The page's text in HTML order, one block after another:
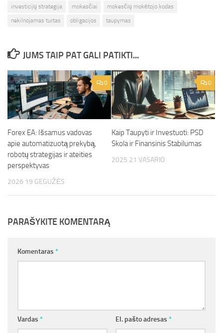
investicijų strategija mokesčiai
mokesčių mokėtojo kodas
nekilnojamas turtas
obligacijos taupymas
JUMS TAIP PAT GALI PATIKTI...
0
Forex EA: Išsamus vadovas
apie automatizuotą prekybą,
robotų strategijas ir ateities
perspektyvas
2026 19 GEGUŽĖS
0
Kaip Taupyti ir Investuoti: PSD
Skola ir Finansinis Stabilumas
2025 21 VASARIO
PARAŠYKITE KOMENTARĄ
Komentaras *
Vardas * El. pašto adresas *